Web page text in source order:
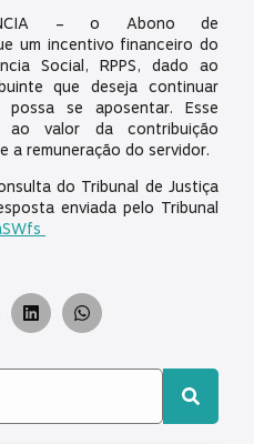
– o Abono de
um incentivo financeiro do
Social, RPPS, dado ao
que deseja continuar
se aposentar. Esse
ao valor da contribuição
a remuneração do servidor.
do Tribunal de Justiça
enviada pelo Tribunal